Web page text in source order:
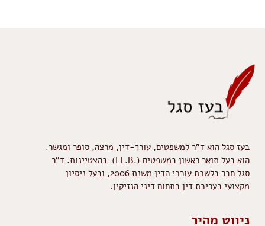
בעז סגל הוא ד"ר למשפטים, עורך-דין, מרצה, סופר ומגשר.
הוא בעל תואר ראשון במשפטים (.LL.B) בהצטיינות. ד"ר
סגל חבר בלשכת עורכי הדין משנת 2006, ובעל ניסיון
מקצועי בעריכת דין בתחום דיני הנזיקין.
ניווט מהיר